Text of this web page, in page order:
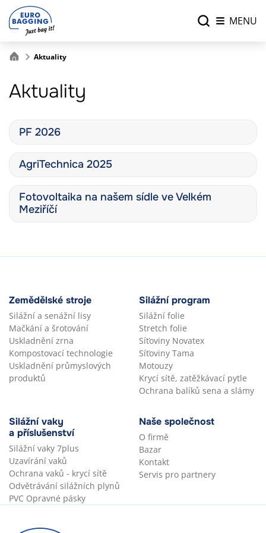
MENU
Aktuality
Aktuality
PF 2026
AgriTechnica 2025
Fotovoltaika na našem sídle ve Velkém
Meziříčí
Zemědělské stroje
Silážní a senážní lisy
Mačkání a šrotování
Uskladnění zrna
Kompostovací technologie
Uskladnění průmyslových
produktů
Silážní program
Silážní folie
Stretch folie
Síťoviny Novatex
Síťoviny Tama
Motouzy
Krycí sítě, zatěžkávací pytle
Ochrana balíků sena a slámy
Silážní vaky
a příslušenství
Silážní vaky 7plus
Uzavírání vaků
Ochrana vaků - krycí sítě
Odvětrávání silážních plynů
PVC Opravné pásky
Naše společnost
O firmě
Bazar
Kontakt
Servis pro partnery